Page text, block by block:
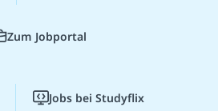
Zum Jobportal
Jobs bei Studyflix